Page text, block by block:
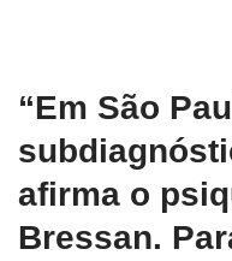
“Em São
afirma o
Bressan.